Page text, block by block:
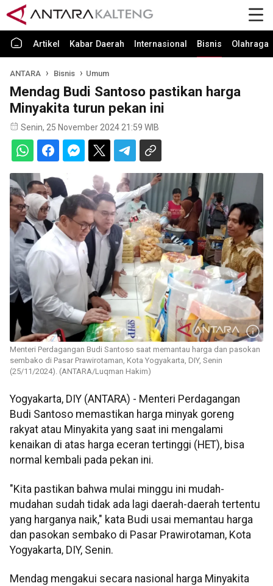
Artikel Kabar Daerah Internasional Bisnis Olahraga
ANTARA Bisnis Umum
Mendag Budi Santoso pastikan harga
Minyakita turun pekan ini
Senin, 25 November 2024 21:59 WIB
Menteri Perdagangan Budi Santoso saat memantau harga dan pasokan
sembako di Pasar Prawirotaman, Kota Yogyakarta, DIY, Senin
(25/11/2024). (ANTARA/Luqman Hakim)
Yogyakarta, DIY (ANTARA) - Menteri Perdagangan
Budi Santoso memastikan harga minyak goreng
rakyat atau Minyakita yang saat ini mengalami
kenaikan di atas harga eceran tertinggi (HET), bisa
normal kembali pada pekan ini.
"Kita pastikan bahwa mulai minggu ini mudah-
mudahan sudah tidak ada lagi daerah-daerah tertentu
yang harganya naik," kata Budi usai memantau harga
dan pasokan sembako di Pasar Prawirotaman, Kota
Yogyakarta, DIY, Senin.
Mendag mengakui secara nasional harga Minyakita